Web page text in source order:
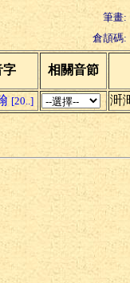
筆畫:
倉頡碼:
字 相關音節
[20..] 涆